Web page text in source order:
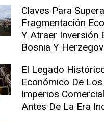
Claves Para
Fragmentación
Y Atraer Inversión
Bosnia Y
El Legado
Económico De Los
Imperios
Antes De La Era